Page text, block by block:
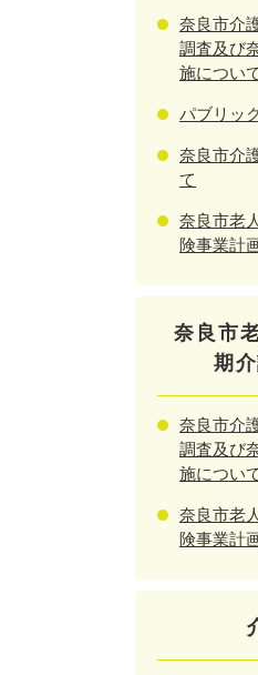
奈良市介
調査及び
施につい
パブリッ
奈良市介
て
奈良市老
険事業計
奈良市
期
奈良市介
調査及び
施につい
奈良市老
険事業計